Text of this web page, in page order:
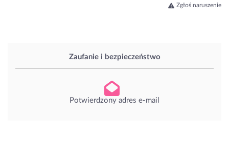
Zaufanie i bezpieczeństwo
Potwierdzony adres e-mail
Zgłoś naruszenie